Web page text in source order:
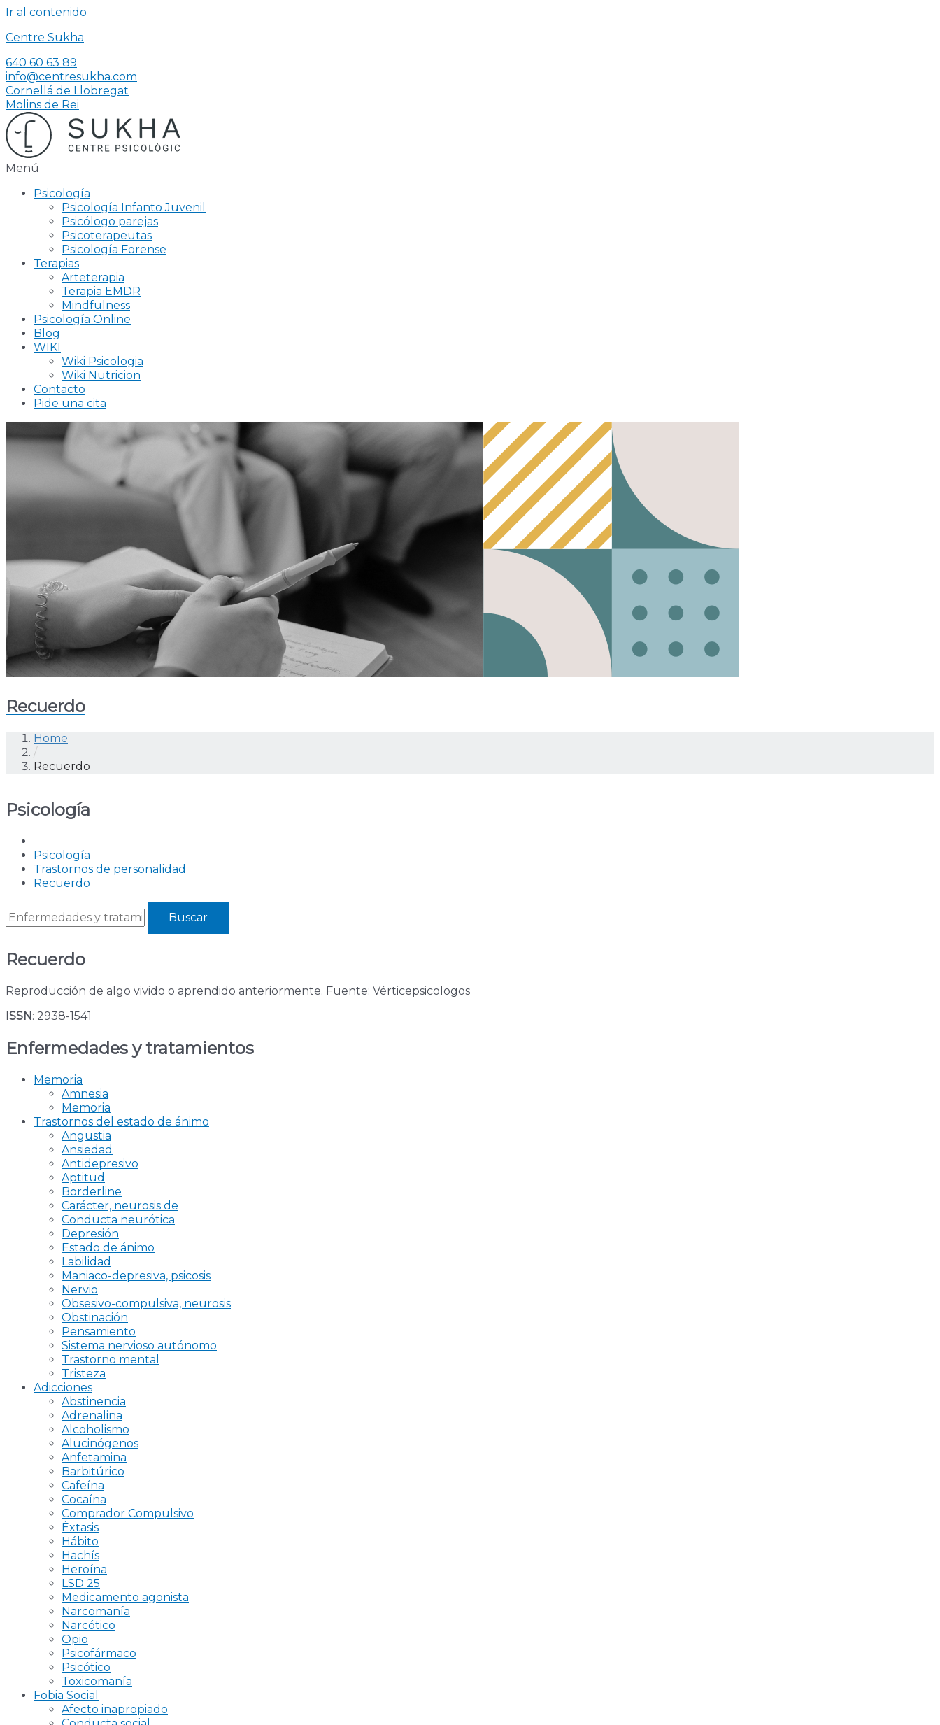
Ir al contenido
Centre Sukha
640 60 63 89
info@centresukha.com
Cornellá de Llobregat
Molins de Rei
Menú
Psicología
Psicología Infanto Juvenil
Psicólogo parejas
Psicoterapeutas
Psicología Forense
Terapias
Arteterapia
Terapia EMDR
Mindfulness
Psicología Online
Blog
WIKI
Wiki Psicologia
Wiki Nutricion
Contacto
Pide una cita
Recuerdo
Home
/
Recuerdo
Psicología
Psicología
Trastornos de personalidad
Recuerdo
Recuerdo
Reproducción de algo vivido o aprendido anteriormente. Fuente: Vérticepsicologos
ISSN : 2938-1541
Enfermedades y tratamientos
Memoria
Amnesia
Memoria
Trastornos del estado de ánimo
Angustia
Ansiedad
Antidepresivo
Aptitud
Borderline
Carácter, neurosis de
Conducta neurótica
Depresión
Estado de ánimo
Labilidad
Maniaco-depresiva, psicosis
Nervio
Obsesivo-compulsiva, neurosis
Obstinación
Pensamiento
Sistema nervioso autónomo
Trastorno mental
Tristeza
Adicciones
Abstinencia
Adrenalina
Alcoholismo
Alucinógenos
Anfetamina
Barbitúrico
Cafeína
Cocaína
Comprador Compulsivo
Éxtasis
Hábito
Hachís
Heroína
LSD 25
Medicamento agonista
Narcomanía
Narcótico
Opio
Psicofármaco
Psicótico
Toxicomanía
Fobia Social
Afecto inapropiado